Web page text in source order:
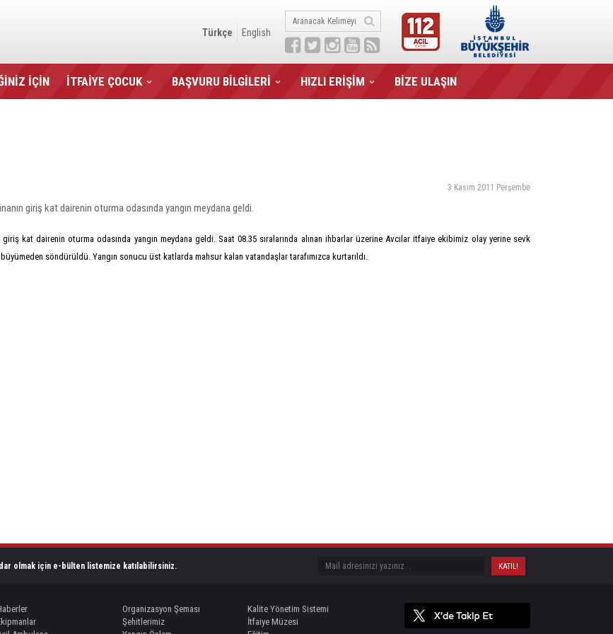
Türkçe English
İÇİN İTFAİYE ÇOCUK BAŞVURU BİLGİLERİ HIZLI ERİŞİM BİZE ULAŞIN
3 Kasım 2011 Perşembe
giriş kat dairenin oturma odasında yangın meydana geldi.
kat dairenin oturma odasında yangın meydana geldi. Saat 08.35 sıralarında alınan ihbarlar üzerine Avcılar itfaiye ekibimiz olay yerine sevk
söndürüldü. Yangın sonucu üst katlarda mahsur kalan vatandaşlar tarafımızca kurtarıldı.
olmak için e-bülten listemize katılabilirsiniz.
Organizasyon Şeması
Kalite Yönetim Sistemi
Şehitlerimiz
İtfaiye Müzesi